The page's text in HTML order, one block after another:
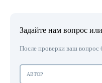
Задайте нам вопрос
После проверки ваш вопрос